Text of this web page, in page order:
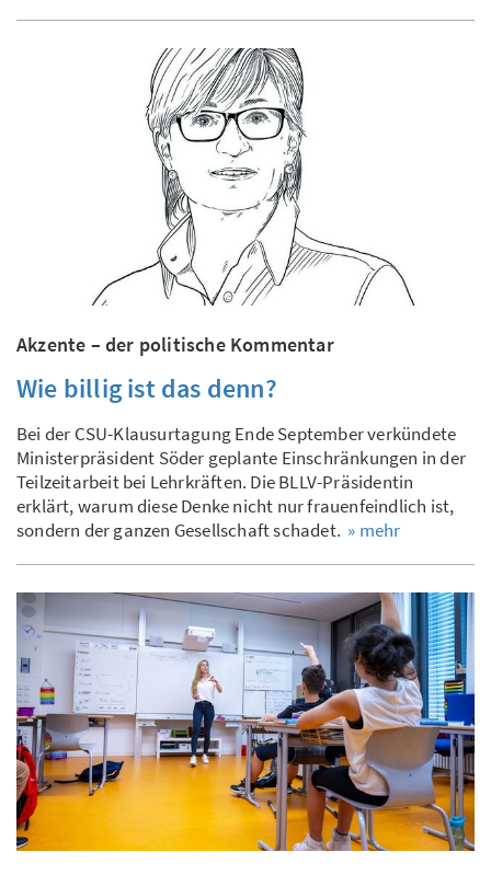
Akzente – der politische Kommentar
Wie billig ist das denn?
Bei der CSU-Klausurtagung Ende September verkündete
Ministerpräsident Söder geplante Einschränkungen in der
Teilzeitarbeit bei Lehrkräften. Die BLLV-Präsidentin
erklärt, warum diese Denke nicht nur frauenfeindlich ist,
sondern der ganzen Gesellschaft schadet. » mehr